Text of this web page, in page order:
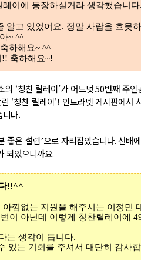
이에 등장하실거라 생각했습니
알고 있었어요. 정말 사람을 흐믓
~ ^^
하해요~ ^^
!! 축하해요~!
‘칭찬 릴레이’가 어느덧50번째 주인
'칭찬 릴레이'! 인트라넷 게시판에서
니다.
좋은 설렘’으로 자리잡았습니다.선배
되었으니까요.
!!^^
낌없는 지원을 해주시는 이정민
이 아닌데 이렇게 칭찬릴레이에
는 생각이 듭니다.
있는 기회를 주셔서 대단히 감사